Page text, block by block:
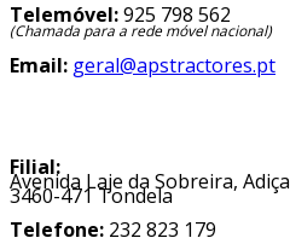
Telemóvel:925 798 562
(Chamada para a rede móvel nacional)
Email: geral@apstractores.pt
Filial:
Avenida Laje da Sobreira, Adiça
3460-471 Tondela
Telefone: 232 823 179